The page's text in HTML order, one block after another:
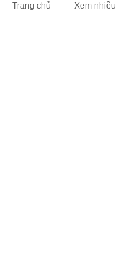
Trang chủ Xem nhiều